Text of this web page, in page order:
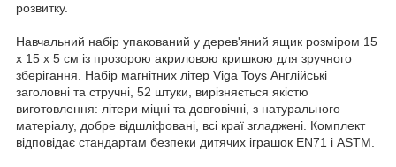
розвитку.
Навчальний набір упакований у дерев'яний ящик розміром 15
х 15 х 5 см із прозорою акриловою кришкою для зручного
зберігання. Набір магнітних літер Viga Toys Англійські
заголовні та стручні, 52 штуки, вирізняється якістю
виготовлення: літери міцні та довговічні, з натурального
матеріалу, добре відшліфовані, всі краї згладжені. Комплект
відповідає стандартам безпеки дитячих іграшок EN71 і ASTM.